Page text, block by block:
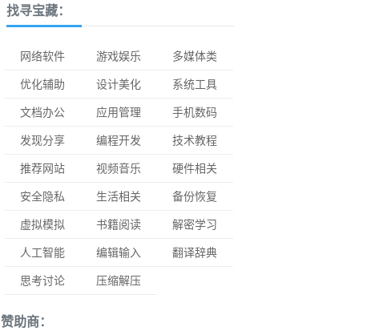
找寻宝藏：
网络软件 游戏娱乐
多媒体类
优化辅助
设计美化
系统工具
文档办公
应用管理
手机数码
发现分享
编程开发
技术教程
推荐网站
视频音乐
硬件相关
安全隐私
生活相关
备份恢复
虚拟模拟
书籍阅读
解密学习
人工智能
编辑输入
翻译辞典
思考讨论
压缩解压
赞助商：